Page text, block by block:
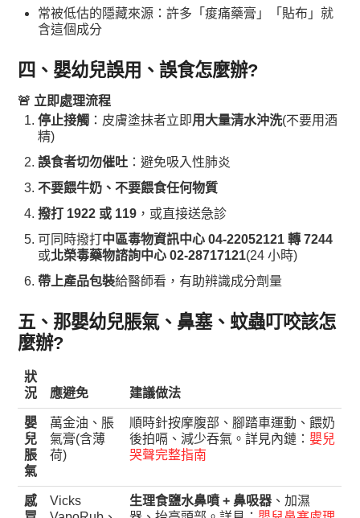
常被低估的隱藏來源：許多「痠痛藥膏」「貼布」就
含這個成分
四、嬰幼兒誤用、誤食怎麼辦?
🚨 立即處理流程
停止接觸 ：皮膚塗抹者立即用大量清水沖洗(不要用酒
精)
誤食者切勿催吐 ：避免吸入性肺炎
不要餵牛奶、不要餵食任何物質
撥打 1922 或 119 ，或直接送急診
可同時撥打中區毒物資訊中心 04-22052121 轉 7244
或北榮毒藥物諮詢中心 02-28717121(24 小時)
帶上產品包裝給醫師看，有助辨識成分劑量
五、那嬰幼兒脹氣、鼻塞、蚊蟲叮咬該怎
麼辦?
狀
況
應避免 建議做法
嬰
兒
脹
氣
萬金油、脹
氣膏(含薄
荷)
順時針按摩腹部、腳踏車運動、餵奶
後拍嗝、減少吞氣。詳見內鏈： 嬰兒
哭聲完整指南
感
Vicks
生理食鹽水鼻噴 + 鼻吸器 、加濕